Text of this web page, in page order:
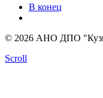
В конец
© 2026 АНО ДПО
Scroll